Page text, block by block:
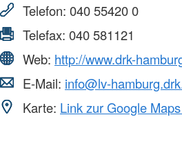
Telefon: 040 55420 0
Telefax: 040 581121
Web: http://www.drk-
E-Mail: info@lv-
Karte: Link zur Google